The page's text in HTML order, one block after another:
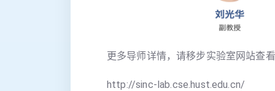
更多导师详情，请移步实验室网站查
http://sinc-lab.cse.hust.edu.cn/